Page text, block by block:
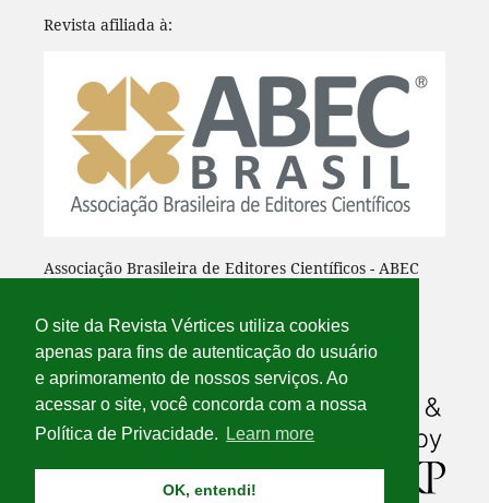
O site da Revista Vértices utiliza cookies
apenas para fins de autenticação do usuário
e aprimoramento de nossos serviços. Ao
acessar o site, você concorda com a nossa
Política de Privacidade.
Learn more
OK, entendi!
Revista afiliada à:
Associação Brasileira de Editores Científicos - ABEC